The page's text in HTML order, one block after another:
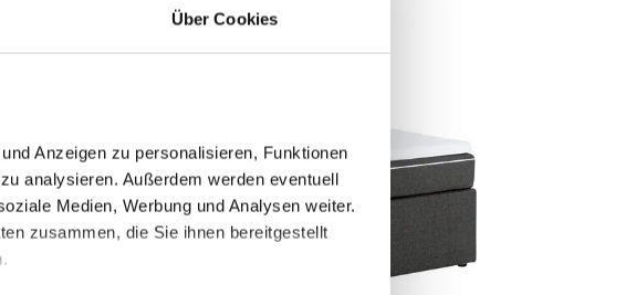
Über Cookies
Anzeigen zu personalisieren, Funktionen
analysieren. Außerdem werden eventuell
Medien, Werbung und Analysen weiter.
zusammen, die Sie ihnen bereitgestellt